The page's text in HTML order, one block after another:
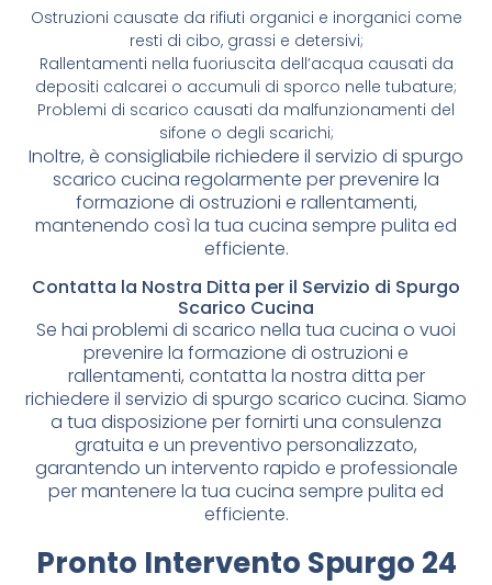
Ostruzioni causate da rifiuti organici e inorganici come
resti di cibo, grassi e detersivi;
Rallentamenti nella fuoriuscita dell’acqua causati da
depositi calcarei o accumuli di sporco nelle tubature;
Problemi di scarico causati da malfunzionamenti del
sifone o degli scarichi;
Inoltre, è consigliabile richiedere il servizio di spurgo
scarico cucina regolarmente per prevenire la
formazione di ostruzioni e rallentamenti,
mantenendo così la tua cucina sempre pulita ed
efficiente.
Contatta la Nostra Ditta per il Servizio di Spurgo
Scarico Cucina
Se hai problemi di scarico nella tua cucina o vuoi
prevenire la formazione di ostruzioni e
rallentamenti, contatta la nostra ditta per
richiedere il servizio di spurgo scarico cucina. Siamo
a tua disposizione per fornirti una consulenza
gratuita e un preventivo personalizzato,
garantendo un intervento rapido e professionale
per mantenere la tua cucina sempre pulita ed
efficiente.
Pronto Intervento Spurgo 24